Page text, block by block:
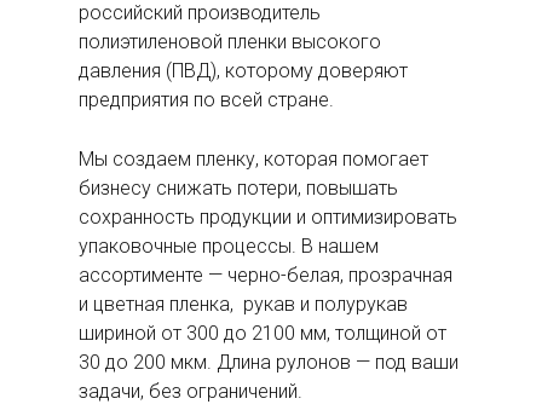
российский производитель
полиэтиленовой пленки высокого
давления (ПВД), которому доверяют
предприятия по всей стране.
Мы создаем пленку, которая помогает
бизнесу снижать потери, повышать
сохранность продукции и оптимизировать
упаковочные процессы. В нашем
ассортименте — черно-белая, прозрачная
и цветная пленка, рукав и полурукав
шириной от 300 до 2100 мм, толщиной от
30 до 200 мкм. Длина рулонов — под ваши
задачи, без ограничений.